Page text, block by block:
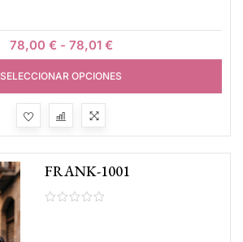
78,00 € - 78,01 €
SELECCIONAR OPCIONES
FRANK-1001